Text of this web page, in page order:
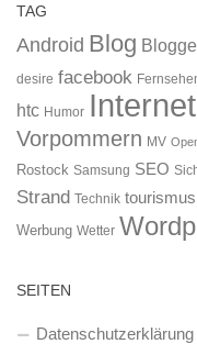
TAG
Android Blog
desire facebook
htc Humor Internet
Vorpommern MV
Rostock Samsung SEO
Strand Technik tourismus
Werbung Wetter
SEITEN
Datenschutzerklärung